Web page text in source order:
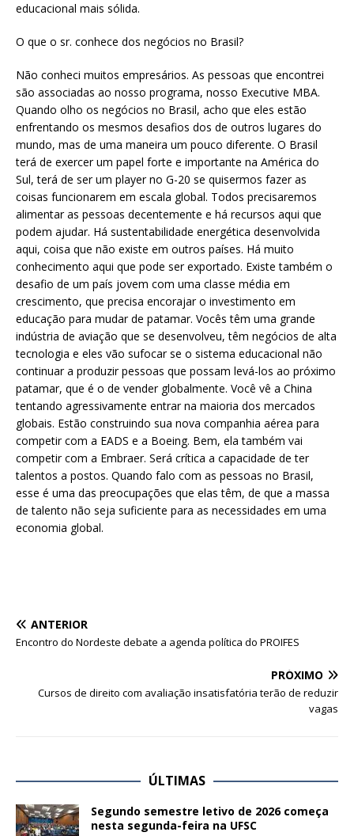
educacional mais sólida.
O que o sr. conhece dos negócios no Brasil?
Não conheci muitos empresários. As pessoas que encontrei
são associadas ao nosso programa, nosso Executive MBA.
Quando olho os negócios no Brasil, acho que eles estão
enfrentando os mesmos desafios dos de outros lugares do
mundo, mas de uma maneira um pouco diferente. O Brasil
terá de exercer um papel forte e importante na América do
Sul, terá de ser um player no G-20 se quisermos fazer as
coisas funcionarem em escala global. Todos precisaremos
alimentar as pessoas decentemente e há recursos aqui que
podem ajudar. Há sustentabilidade energética desenvolvida
aqui, coisa que não existe em outros países. Há muito
conhecimento aqui que pode ser exportado. Existe também o
desafio de um país jovem com uma classe média em
crescimento, que precisa encorajar o investimento em
educação para mudar de patamar. Vocês têm uma grande
indústria de aviação que se desenvolveu, têm negócios de alta
tecnologia e eles vão sufocar se o sistema educacional não
continuar a produzir pessoas que possam levá-los ao próximo
patamar, que é o de vender globalmente. Você vê a China
tentando agressivamente entrar na maioria dos mercados
globais. Estão construindo sua nova companhia aérea para
competir com a EADS e a Boeing. Bem, ela também vai
competir com a Embraer. Será crítica a capacidade de ter
talentos a postos. Quando falo com as pessoas no Brasil,
esse é uma das preocupações que elas têm, de que a massa
de talento não seja suficiente para as necessidades em uma
economia global.
ANTERIOR
Encontro do Nordeste debate a agenda política do PROIFES
PRÓXIMO
Cursos de direito com avaliação insatisfatória terão de reduzir
vagas
ÚLTIMAS
Segundo semestre letivo de 2026 começa
nesta segunda-feira na UFSC